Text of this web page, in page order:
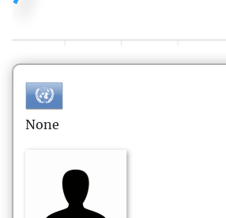
None